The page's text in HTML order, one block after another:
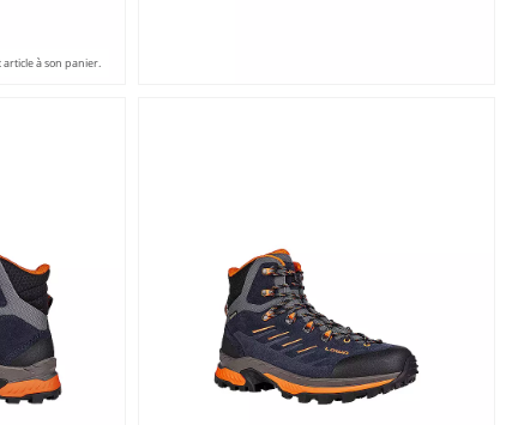
à son panier.